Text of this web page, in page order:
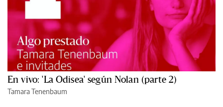
En vivo: 'La Odisea' según Nolan (parte 2)
Tamara Tenenbaum